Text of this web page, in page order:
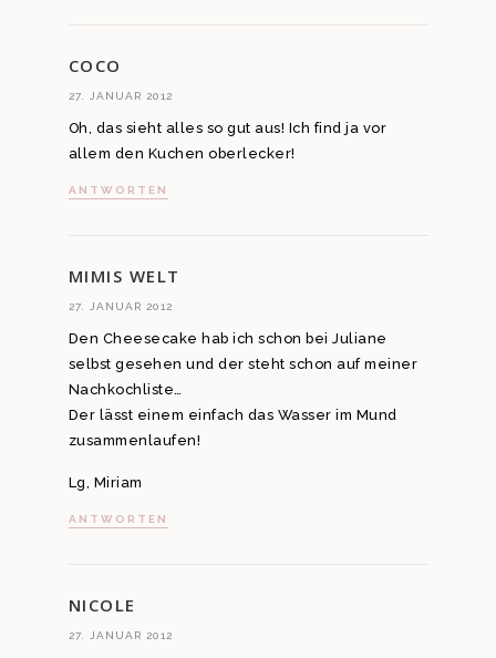
COCO
27. JANUAR 2012
Oh, das sieht alles so gut aus! Ich find ja vor
allem den Kuchen oberlecker!
ANTWORTEN
MIMIS WELT
27. JANUAR 2012
Den Cheesecake hab ich schon bei Juliane
selbst gesehen und der steht schon auf meiner
Nachkochliste…
Der lässt einem einfach das Wasser im Mund
zusammenlaufen!
Lg, Miriam
ANTWORTEN
NICOLE
27. JANUAR 2012